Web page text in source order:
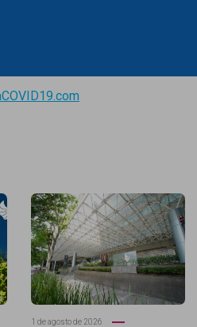
1 de agosto de 2026